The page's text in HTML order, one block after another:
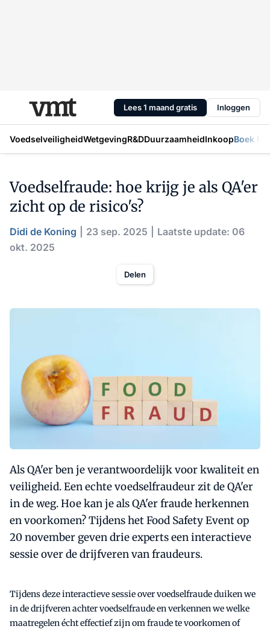
Lees 1 maand gratis Inloggen
VoedselveiligheidWetgevingR&DDuurzaamheidInkoopBoek
Voedselfraude: hoe krijg je als QA'er
zicht op de risico's?
Didi de Koning 23 sep. 2025
Laatste update: 06
okt. 2025
Delen
Als QA'er ben je verantwoordelijk voor kwaliteit en
veiligheid. Een echte voedselfraudeur zit de QA'er
in de weg. Hoe kan je als QA'er fraude herkennen
en voorkomen? Tijdens het Food Safety Event op
20 november geven drie experts een interactieve
sessie over de drijfveren van fraudeurs.
Tijdens deze interactieve sessie over voedselfraude duiken we
in de drijfveren achter voedselfraude en verkennen we welke
maatregelen écht effectief zijn om fraude te voorkomen of